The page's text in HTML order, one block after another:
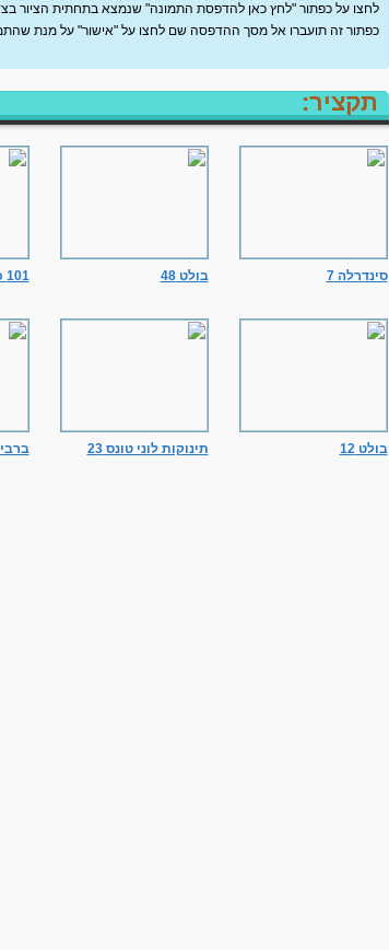
תקציר:
לחצו על כפתור "לחץ כאן להדפסת התמונה" שנמצא בתחתית הציור
כפתור זה תועברו אל מסך ההדפסה שם לחצו על "אישור" על מנת
סינדרלה 7 בולט 48 101 כלבים וגנבים 48
בולט 12 תינוקות לוני טונס 23 ברבי